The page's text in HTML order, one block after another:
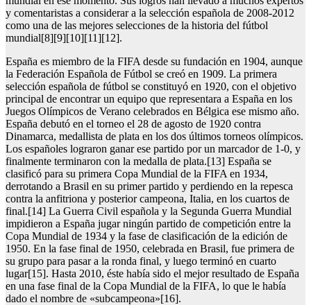
y comentaristas a considerar a la selección española de 2008-2012
como una de las mejores selecciones de la historia del fútbol
mundial[8][9][10][11][12].
España es miembro de la FIFA desde su fundación en 1904, aunque
la Federación Española de Fútbol se creó en 1909. La primera
selección española de fútbol se constituyó en 1920, con el objetivo
principal de encontrar un equipo que representara a España en los
Juegos Olímpicos de Verano celebrados en Bélgica ese mismo año.
España debutó en el torneo el 28 de agosto de 1920 contra
Dinamarca, medallista de plata en los dos últimos torneos olímpicos.
Los españoles lograron ganar ese partido por un marcador de 1-0, y
finalmente terminaron con la medalla de plata.[13] España se
clasificó para su primera Copa Mundial de la FIFA en 1934,
derrotando a Brasil en su primer partido y perdiendo en la repesca
contra la anfitriona y posterior campeona, Italia, en los cuartos de
final.[14] La Guerra Civil española y la Segunda Guerra Mundial
impidieron a España jugar ningún partido de competición entre la
Copa Mundial de 1934 y la fase de clasificación de la edición de
1950. En la fase final de 1950, celebrada en Brasil, fue primera de
su grupo para pasar a la ronda final, y luego terminó en cuarto
lugar[15]. Hasta 2010, éste había sido el mejor resultado de España
en una fase final de la Copa Mundial de la FIFA, lo que le había
dado el nombre de «subcampeona»[16].